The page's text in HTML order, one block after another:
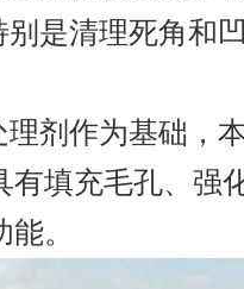
是清理死角和
剂作为基础，
有填充毛孔、强
。